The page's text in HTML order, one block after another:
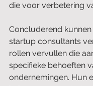
die voor verbetering
Concluderend
startup consultants
rollen vervullen die
specifieke behoeften
ondernemingen. Hun